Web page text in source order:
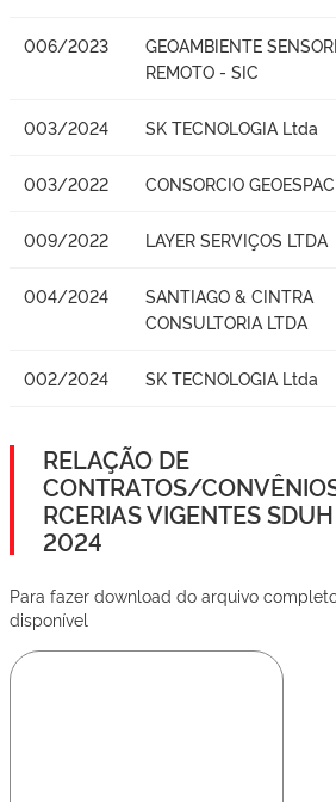
006/2023
GEOAMBIENTE
REMOTO - SIC
003/2024 SK TECNOLOGIA Ltda
003/2022 CONSORCIO
009/2022 LAYER SERVIÇOS LTDA
004/2024
SANTIAGO & CINTRA
CONSULTORIA LTDA
002/2024 SK TECNOLOGIA Ltda
RELAÇÃO DE
CONTRATOS/
RCERIAS VIGENTES
2024
Para fazer download do arquivo
disponível